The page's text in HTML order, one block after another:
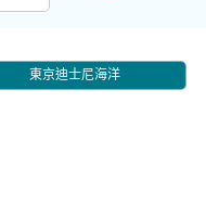
東京迪士尼海洋